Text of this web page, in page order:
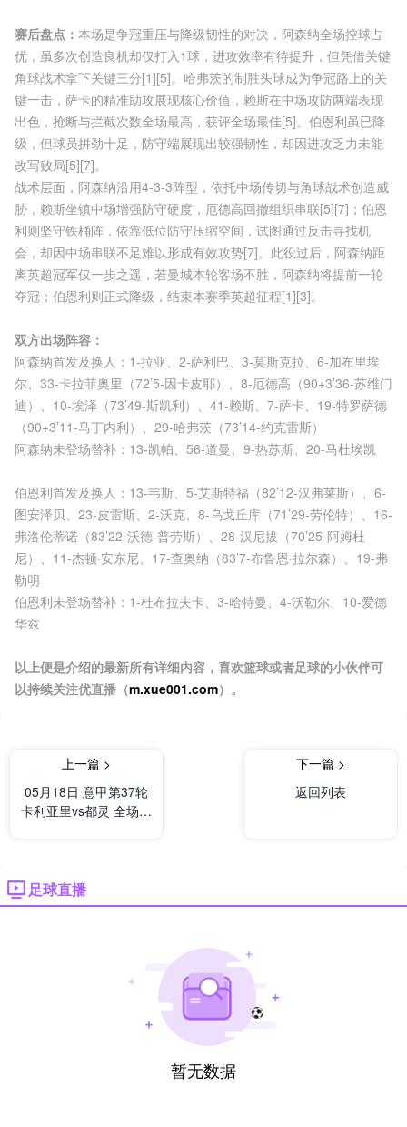
赛后盘点： 本场是争冠重压与降级韧性的对决，阿森纳全场控球占
优，虽多次创造良机却仅打入1球，进攻效率有待提升，但凭借关键
角球战术拿下关键三分[1][5]。哈弗茨的制胜头球成为争冠路上的关
键一击，萨卡的精准助攻展现核心价值，赖斯在中场攻防两端表现
出色，抢断与拦截次数全场最高，获评全场最佳[5]。伯恩利虽已降
级，但球员拼劲十足，防守端展现出较强韧性，却因进攻乏力未能
改写败局[5][7]。
战术层面，阿森纳沿用4-3-3阵型，依托中场传切与角球战术创造威
胁，赖斯坐镇中场增强防守硬度，厄德高回撤组织串联[5][7]；伯恩
利则坚守铁桶阵，依靠低位防守压缩空间，试图通过反击寻找机
会，却因中场串联不足难以形成有效攻势[7]。此役过后，阿森纳距
离英超冠军仅一步之遥，若曼城本轮客场不胜，阿森纳将提前一轮
夺冠；伯恩利则正式降级，结束本赛季英超征程[1][3]。
双方出场阵容：
阿森纳首发及换人：1-拉亚、2-萨利巴、3-莫斯克拉、6-加布里埃
尔、33-卡拉菲奥里（72’5-因卡皮耶）、8-厄德高（90+3’36-苏维门
迪）、10-埃泽（73’49-斯凯利）、41-赖斯、7-萨卡、19-特罗萨德
（90+3’11-马丁内利）、29-哈弗茨（73’14-约克雷斯）
阿森纳未登场替补：13-凯帕、56-道曼、9-热苏斯、20-马杜埃凯
伯恩利首发及换人：13-韦斯、5-艾斯特福（82’12-汉弗莱斯）、6-
图安泽贝、23-皮雷斯、2-沃克、8-乌戈丘库（71’29-劳伦特）、16-
弗洛伦蒂诺（83’22-沃德-普劳斯）、28-汉尼拔（70’25-阿姆杜
尼）、11-杰顿·安东尼、17-查奥纳（83’7-布鲁恩·拉尔森）、19-弗
勒明
伯恩利未登场替补：1-杜布拉夫卡、3-哈特曼、4-沃勒尔、10-爱德
华兹
以上便是介绍的最新所有详细内容，喜欢篮球或者足球的小伙伴可
以持续关注优直播（m.xue001.com）。
上一篇 >
05月18日 意甲第37轮
卡利亚里vs都灵 全场录
下一篇 >
返回列表
足球直播
暂无数据